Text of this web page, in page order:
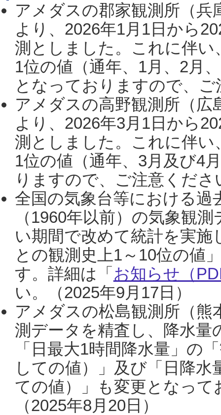
アメダスの郡家観測所（
より、2026年1月1日から
測としました。これに伴い
1位の値（通年、1月、2月
となっておりますので、
アメダスの高野観測所（
より、2026年3月1日から
測としました。これに伴い
1位の値（通年、3月及び4
りますので、ご注意くだ
全国の気象台等における過
（1960年以前）の気象観
い期間で改めて統計を実
との観測史上1～10位の値
す。詳細は「 お知らせ（
い。（2025年9月17日）
アメダスの松島観測所（熊
測データを精査し、降水
「日最大1時間降水量」の
しての値）」及び「日降
ての値）」も変更となっ
（2025年8月20日）